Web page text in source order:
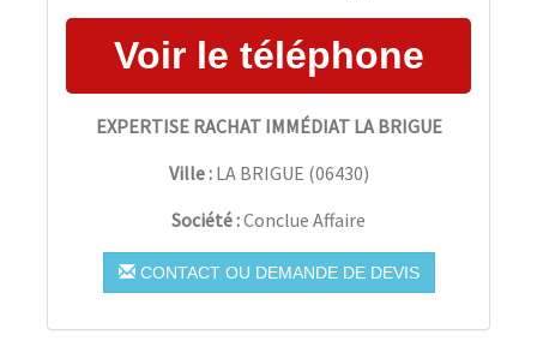
EXPERTISE RACHAT IMMÉDIAT LA BRIGUE
Ville : LA BRIGUE (06430)
Société :Conclue Affaire
CONTACT OU DEMANDE DE DEVIS